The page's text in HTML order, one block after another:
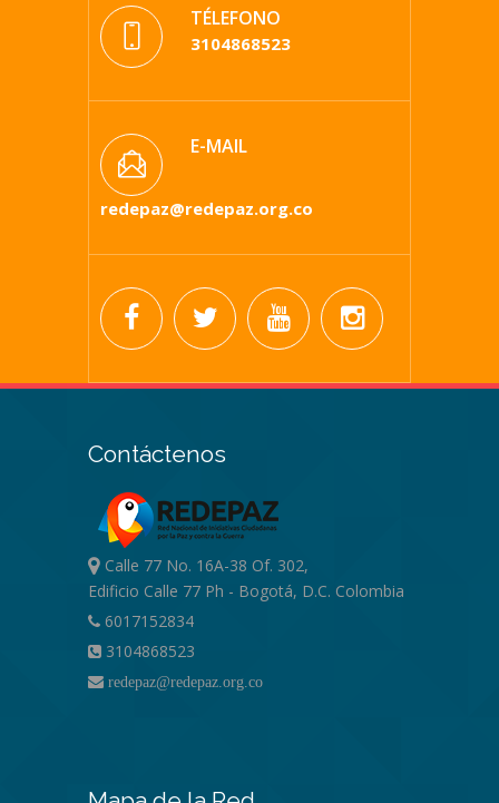
TÉLEFONO
3104868523
E-MAIL
redepaz@redepaz.org.co
Contáctenos
Calle 77 No. 16A-38 Of. 302,
Edificio Calle 77 Ph - Bogotá, D.C. Colombia
6017152834
3104868523
redepaz@redepaz.org.co